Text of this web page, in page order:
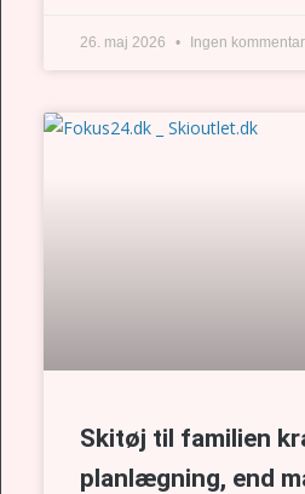
26. maj 2026 Ingen
Skitøj til familien
planlægning, end